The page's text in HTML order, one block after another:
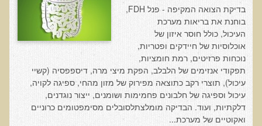
שאלות ותשובות למעבדה
דפי מידע
רשימת משאבים לפציינט
רשימת תוצרת מרוססת
רשימת מאכלים המכילים חומצה אוקסלית
דף כספית
בדיקת הצואה המקיפה - פנל FDH,
בוחנת את בריאות מערכת
העיכול, כולל חוסר איזון של
אוכלוסיות של חיידקים ופטריות,
נוכחות פרזיטים, רמת חומציות,
תפקודי אנזימים של הלבלב, הפקת מיצי מרה, דיספפסיה (קשיי
עיכול), תוצרי רקב כתוצאה מפירוק של מזון מהחי, ספיגה לקויה,
עיכול וספיגה של חלבונים פחמימות ושומנים, ייצור נוגדנים,
דלקתיות, ועוד. הבדיקה מומלצתלסובלים מסימפטומים כרוניים
ואקוטיים של מערכת...